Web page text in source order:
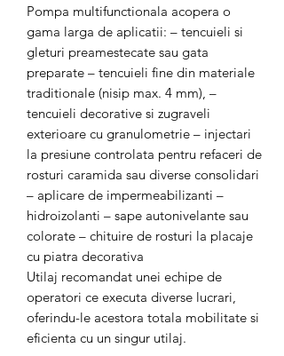
Pompa multifunctionala acopera o
gama larga de aplicatii: – tencuieli si
gleturi preamestecate sau gata
preparate – tencuieli fine din materiale
traditionale (nisip max. 4 mm), –
tencuieli decorative si zugraveli
exterioare cu granulometrie – injectari
la presiune controlata pentru refaceri de
rosturi caramida sau diverse consolidari
– aplicare de impermeabilizanti –
hidroizolanti – sape autonivelante sau
colorate – chituire de rosturi la placaje
cu piatra decorativa
Utilaj recomandat unei echipe de
operatori ce executa diverse lucrari,
oferindu-le acestora totala mobilitate si
eficienta cu un singur utilaj.